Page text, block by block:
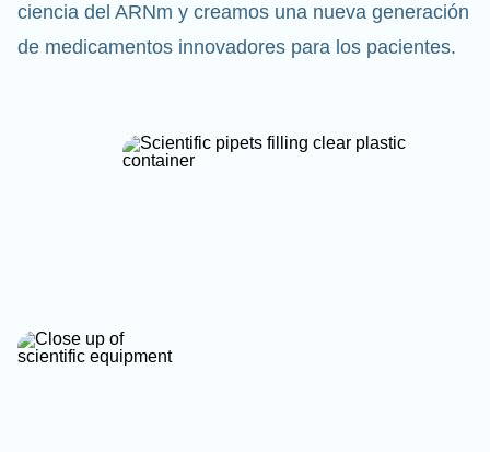
ciencia del ARNm y creamos una nueva generación
de medicamentos innovadores para los pacientes.